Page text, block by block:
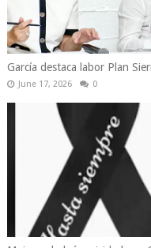
García destaca labor Plan
June 17, 2026 0